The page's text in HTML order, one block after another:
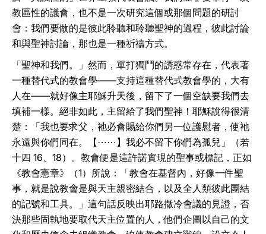
教區性的議會，也不是一次研究這個或那個問題的研討
會：我們要做的是彼此聆聽和聆聽聖神的過程，彼此討論
和與聖神討論，那也是一種祈禱方式。
「聖神和我們。」然而，單打獨鬥的誘惑常存在，代表著
一種替代式的教會學——支持這種替代式教會學的，大有
人在——就好像主耶穌升天後，留下了一個空缺要我們去
填補一樣。絕非如此，主留給了我們聖神！耶穌說得很清
楚：「我也要求父，祂必會賜給你們另一位護慰者，使祂
永遠與你們同在。【⋯⋯】我必不留下你們為孤兒」（若
十四 16、18）。教會便是這許諾實現的聖事或標記，正如
《教會憲章》（1）所說：「教會在基督內，好像一件聖
事，就是說教會是與天主親密結合，以及全人類彼此團結
的記號和工具。」這句話反映出耶路撒冷會議的見證，否
決那些固執地要取代天主位置的人，他們企圖以自己的文